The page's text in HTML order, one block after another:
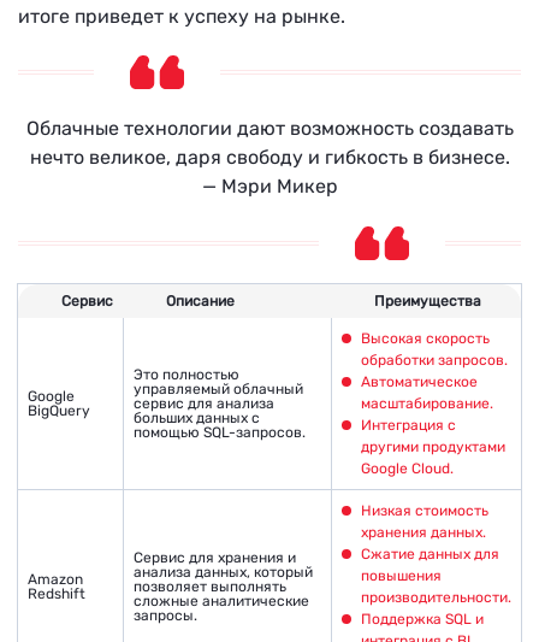
итоге приведет к успеху на рынке.
Облачные технологии дают возможность создавать
нечто великое, даря свободу и гибкость в бизнесе.
— Мэри Микер
Сервис Описание Преимущества
Google
BigQuery
Это полностью
управляемый облачный
сервис для анализа
больших данных с
помощью SQL-запросов.
Высокая скорость
обработки запросов.
Автоматическое
масштабирование.
Интеграция с
другими продуктами
Google Cloud.
Amazon
Redshift
Сервис для хранения и
анализа данных, который
позволяет выполнять
сложные аналитические
запросы.
Низкая стоимость
хранения данных.
Сжатие данных для
повышения
производительности.
Поддержка SQL и